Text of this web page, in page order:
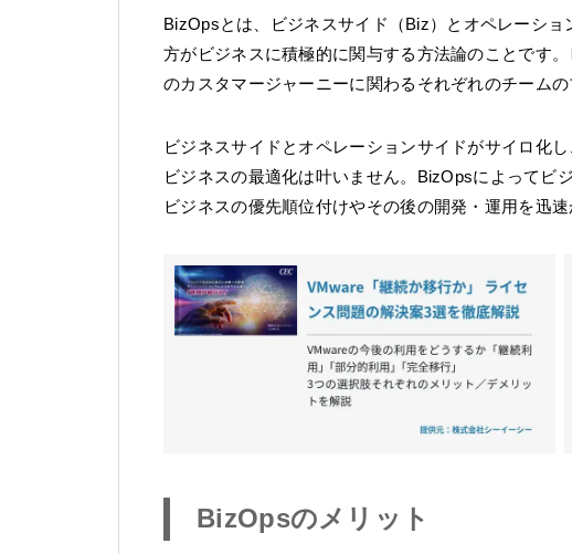
BizOpsとは、ビジネスサイド（Biz）とオペレーシ
方がビジネスに積極的に関与する方法論のことです
のカスタマージャーニーに関わるそれぞれのチーム
ビジネスサイドとオペレーションサイドがサイロ化
ビジネスの最適化は叶いません。BizOpsによってビ
ビジネスの優先順位付けやその後の開発・運用を迅速
BizOpsのメリット